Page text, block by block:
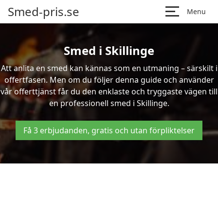
Smed-pris.se Menu
Smed i Skillinge
Att anlita en smed kan kännas som en utmaning – särskilt i
offertfasen. Men om du följer denna guide och använder
vår offerttjänst får du den enklaste och tryggaste vägen till
en professionell smed i Skillinge.
Få 3 erbjudanden, gratis och utan förpliktelser